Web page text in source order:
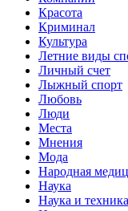
Красота
Криминал
Культура
Летние виды
Личный счет
Лыжный спорт
Любовь
Люди
Места
Мнения
Мода
Народная
Наука
Наука и техника